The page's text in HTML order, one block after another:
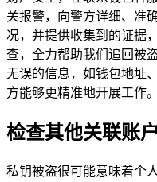
关报警，向警方详细、准
况，并提供收集到的证据
查，全力帮助我们追回被
无误的信息，如钱包地址
方能够更精准地开展工作。
检查其他关联账户
私钥被盗很可能意味着个